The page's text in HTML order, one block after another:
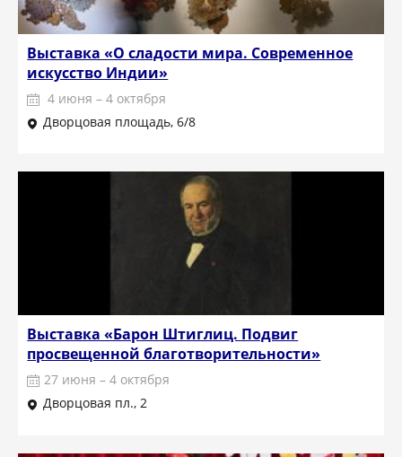
Выставка «О сладости мира. Современное
искусство Индии»
4 июня – 4 октября
Дворцовая площадь, 6/8
Выставка «Барон Штиглиц. Подвиг
просвещенной благотворительности»
27 июня – 4 октября
Дворцовая пл., 2